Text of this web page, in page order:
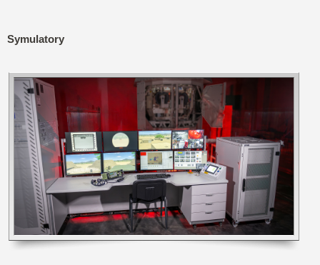
Symulatory